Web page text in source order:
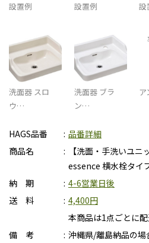
設置例 設置例 設
洗面器 スロ
ウ…
洗面器 ブラ
ン…
ア
HAGS品番
品番詳細
商品名
【洗面・手洗いユニ
essence 横水栓タイ
納 期
4-6営業日後
送 料
4,400円
本商品は1点ごとに
備 考
沖縄県/離島納品の